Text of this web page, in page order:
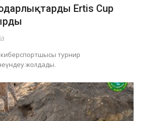
Ertis Cup
турнир
жолдады.